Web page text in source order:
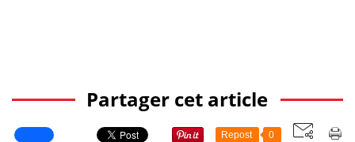
Partager cet article
Repost 0